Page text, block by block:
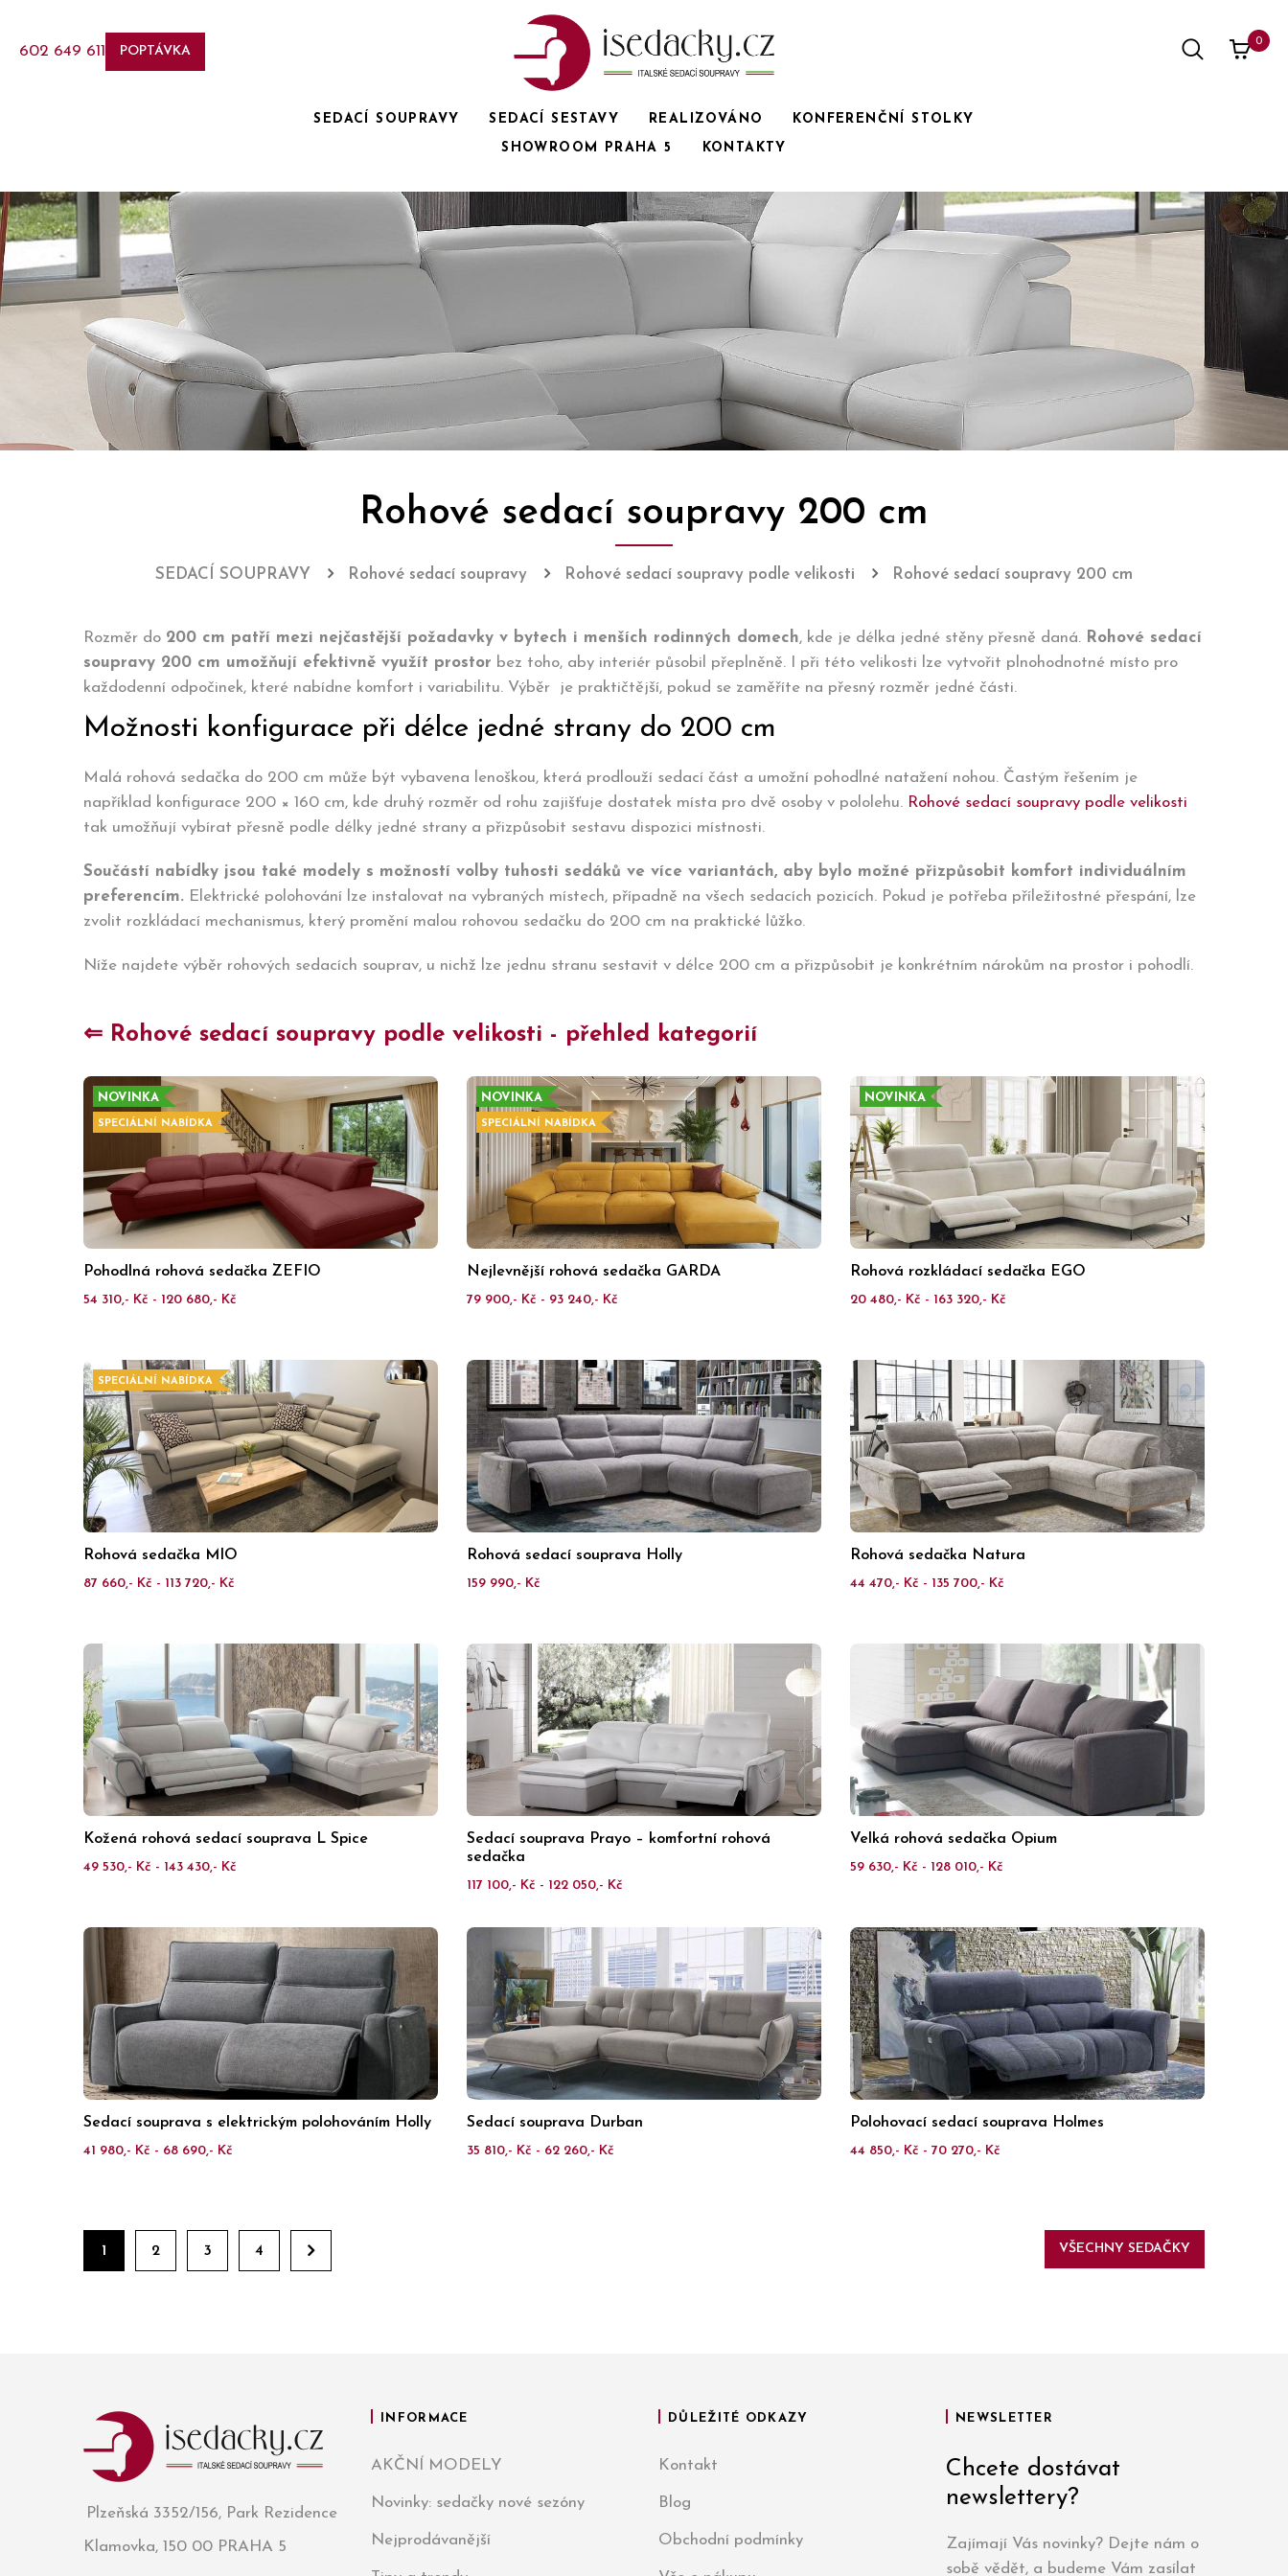
602 649 611 POPTÁVKA
SEDACÍ SOUPRAVY SEDACÍ SESTAVY REALIZOVÁNO
KONFERENČNÍ STOLKY
SHOWROOM PRAHA 5
KONTAKTY
0
Rohové sedací soupravy 200 cm
SEDACÍ SOUPRAVY Rohové sedací soupravy Rohové sedací soupravy podle velikosti Rohové sedací soupravy 200 cm
Rozměr do 200 cm patří mezi nejčastější požadavky v bytech i menších rodinných domech, kde je délka jedné stěny přesně daná. Rohové sedací
soupravy 200 cm umožňují efektivně využít prostor bez toho, aby interiér působil přeplněně. I při této velikosti lze vytvořit plnohodnotné místo pro
každodenní odpočinek, které nabídne komfort i variabilitu. Výběr je praktičtější, pokud se zaměříte na přesný rozměr jedné části.
Možnosti konfigurace při délce jedné strany do 200 cm
Malá rohová sedačka do 200 cm může být vybavena lenoškou, která prodlouží sedací část a umožní pohodlné natažení nohou. Častým řešením je
například konfigurace 200 × 160 cm, kde druhý rozměr od rohu zajišťuje dostatek místa pro dvě osoby v pololehu. Rohové sedací soupravy podle velikosti
tak umožňují vybírat přesně podle délky jedné strany a přizpůsobit sestavu dispozici místnosti.
Součástí nabídky jsou také modely s možností volby tuhosti sedáků ve více variantách, aby bylo možné přizpůsobit komfort individuálním
preferencím. Elektrické polohování lze instalovat na vybraných místech, případně na všech sedacích pozicích. Pokud je potřeba příležitostné přespání, lze
zvolit rozkládací mechanismus, který promění malou rohovou sedačku do 200 cm na praktické lůžko.
Níže najdete výběr rohových sedacích souprav, u nichž lze jednu stranu sestavit v délce 200 cm a přizpůsobit je konkrétním nárokům na prostor i pohodlí.
⇐ Rohové sedací soupravy podle velikosti - přehled kategorií
NOVINKA
SPECIÁLNÍ NABÍDKA
Pohodlná rohová sedačka ZEFIO
54 310,- Kč - 120 680,- Kč
NOVINKA
SPECIÁLNÍ NABÍDKA
Nejlevnější rohová sedačka GARDA
79 900,- Kč - 93 240,- Kč
NOVINKA
Rohová rozkládací sedačka EGO
20 480,- Kč - 163 320,- Kč
SPECIÁLNÍ NABÍDKA
Rohová sedačka MIO
87 660,- Kč - 113 720,- Kč
Rohová sedací souprava Holly
159 990,- Kč
Rohová sedačka Natura
44 470,- Kč - 135 700,- Kč
Kožená rohová sedací souprava L Spice
49 530,- Kč - 143 430,- Kč
Sedací souprava Prayo – komfortní rohová
sedačka
117 100,- Kč - 122 050,- Kč
Velká rohová sedačka Opium
59 630,- Kč - 128 010,- Kč
Sedací souprava s elektrickým polohováním Holly
41 980,- Kč - 68 690,- Kč
Sedací souprava Durban
35 810,- Kč - 62 260,- Kč
Polohovací sedací souprava Holmes
44 850,- Kč - 70 270,- Kč
1 2 3 4 VŠECHNY SEDAČKY
Plzeňská 3352/156, Park Rezidence
Klamovka, 150 00 PRAHA 5
INFORMACE
AKČNÍ MODELY
Novinky: sedačky nové sezóny
Nejprodávanější
DŮLEŽITÉ ODKAZY
Kontakt
Blog
Obchodní podmínky
NEWSLETTER
Chcete dostávat
newslettery?
Zajímají Vás novinky? Dejte nám o
sobě vědět, a budeme Vám zasílat